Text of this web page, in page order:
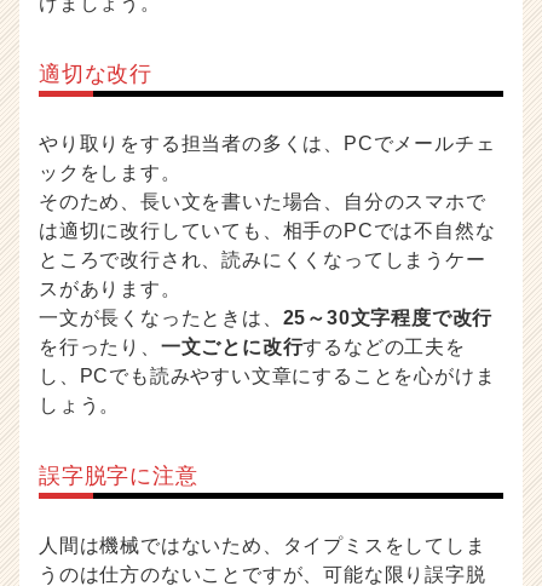
適切な改行
やり取りをする担当者の多くは、PCでメールチェ
ックをします。
そのため、長い文を書いた場合、自分のスマホで
は適切に改行していても、相手のPCでは不自然な
ところで改行され、読みにくくなってしまうケー
スがあります。
一文が長くなったときは、 25～30文字程度で改行
を行ったり、 一文ごとに改行するなどの工夫を
し、PCでも読みやすい文章にすることを心がけま
しょう。
誤字脱字に注意
人間は機械ではないため、タイプミスをしてしま
うのは仕方のないことですが、可能な限り誤字脱